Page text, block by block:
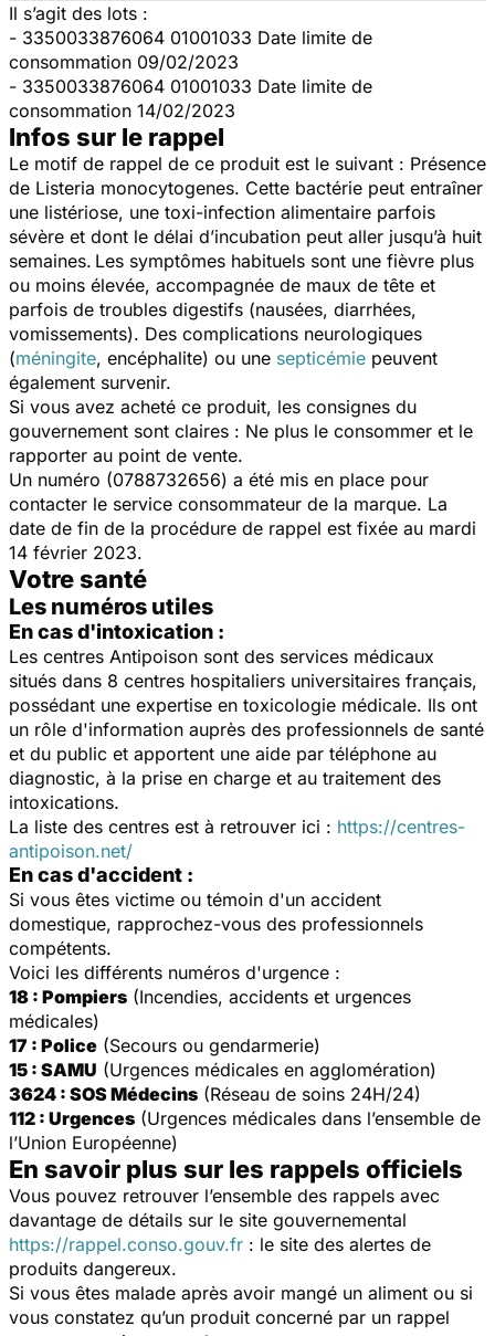
Il s’agit des lots :
- 3350033876064 01001033 Date limite de
consommation 09/02/2023
- 3350033876064 01001033 Date limite de
consommation 14/02/2023
Infos sur le rappel
Le motif de rappel de ce produit est le suivant : Présence
de Listeria monocytogenes. Cette bactérie peut entraîner
une listériose, une toxi-infection alimentaire parfois
sévère et dont le délai d’incubation peut aller jusqu’à huit
semaines. Les symptômes habituels sont une fièvre plus
ou moins élevée, accompagnée de maux de tête et
parfois de troubles digestifs (nausées, diarrhées,
vomissements). Des complications neurologiques
(méningite, encéphalite) ou une septicémie peuvent
également survenir.
Si vous avez acheté ce produit, les consignes du
gouvernement sont claires : Ne plus le consommer et le
rapporter au point de vente.
Un numéro (0788732656) a été mis en place pour
contacter le service consommateur de la marque. La
date de fin de la procédure de rappel est fixée au mardi
14 février 2023.
Votre santé
Les numéros utiles
En cas d'intoxication :
Les centres Antipoison sont des services médicaux
situés dans 8 centres hospitaliers universitaires français,
possédant une expertise en toxicologie médicale. Ils ont
un rôle d'information auprès des professionnels de santé
et du public et apportent une aide par téléphone au
diagnostic, à la prise en charge et au traitement des
intoxications.
La liste des centres est à retrouver ici : https://centres-
antipoison.net/
En cas d'accident :
Si vous êtes victime ou témoin d'un accident
domestique, rapprochez-vous des professionnels
compétents.
Voici les différents numéros d'urgence :
18 : Pompiers (Incendies, accidents et urgences
médicales)
17 : Police (Secours ou gendarmerie)
15 : SAMU (Urgences médicales en agglomération)
3624 : SOS Médecins (Réseau de soins 24H/24)
112 : Urgences (Urgences médicales dans l’ensemble de
l’Union Européenne)
En savoir plus sur les rappels officiels
Vous pouvez retrouver l’ensemble des rappels avec
davantage de détails sur le site gouvernemental
https://rappel.conso.gouv.fr : le site des alertes de
produits dangereux.
Si vous êtes malade après avoir mangé un aliment ou si
vous constatez qu’un produit concerné par un rappel